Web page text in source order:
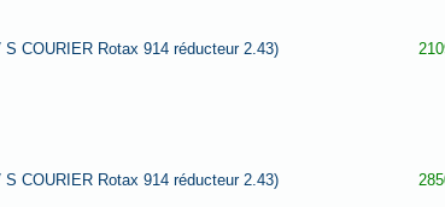
S COURIER Rotax 914 réducteur 2.43)
S COURIER Rotax 914 réducteur 2.43)